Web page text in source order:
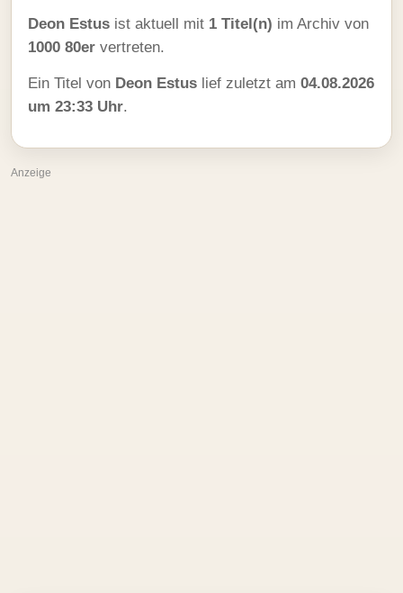
Deon Estus ist aktuell mit 1 Titel(n) im Archiv von
1000 80er vertreten.
Ein Titel von Deon Estus lief zuletzt am 04.08.2026
um 23:33 Uhr.
Anzeige